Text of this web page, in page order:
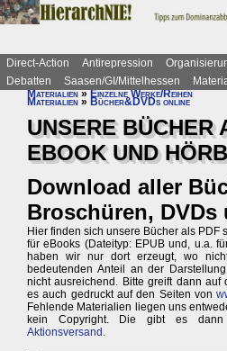
Direct-Action Antirepression
Debatten
Saasen/GI/Mittelhessen
Materialien»Einzelne Werke/Reihen
Materialien » Bücher&DVDs online
UNSERE BÜCHER
EBOOK UND
Download aller
Broschüren, DVDs
Hier finden sich unsere Bücher als PDF
für eBooks (Dateityp: EPUB und, u.a.
haben wir nur dort erzeugt, wo
bedeutenden Anteil an der
nicht ausreichend. Bitte greift dann auf
es auch gedruckt auf den Seiten von
Fehlende Materialien liegen uns
kein Copyright. Die gibt es
Aktionsversand .